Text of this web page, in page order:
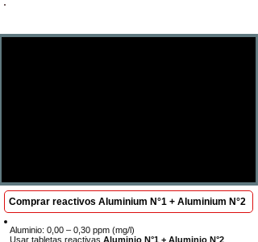
Comprar reactivos Aluminium N°1 + Aluminium N°2
Aluminio: 0,00 – 0,30 ppm (mg/l)
Usar tabletas reactivas Aluminio N°1 + Aluminio N°2